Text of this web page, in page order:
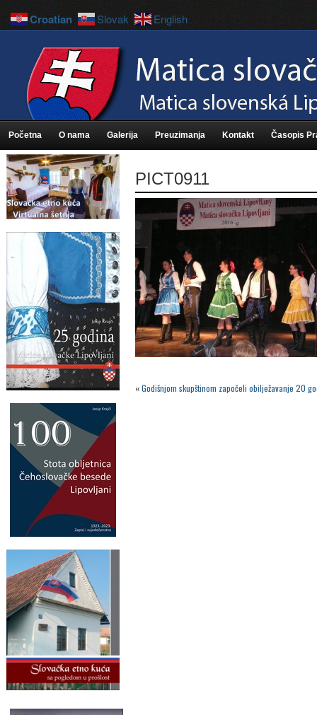
Početna O nama Galerija Preuzimanja Kontakt Časopis
PICT0911
«Godišnjom skupštinom započeli obilježavanje 20
Croatian Slovak English